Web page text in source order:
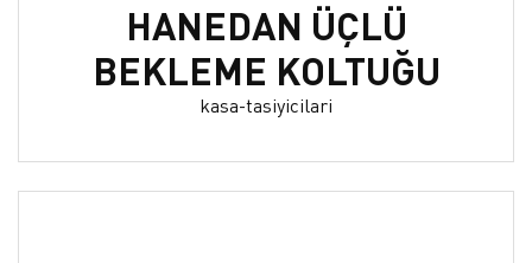
HANEDAN ÜÇLÜ
BEKLEME KOLTUĞU
kasa-tasiyicilari